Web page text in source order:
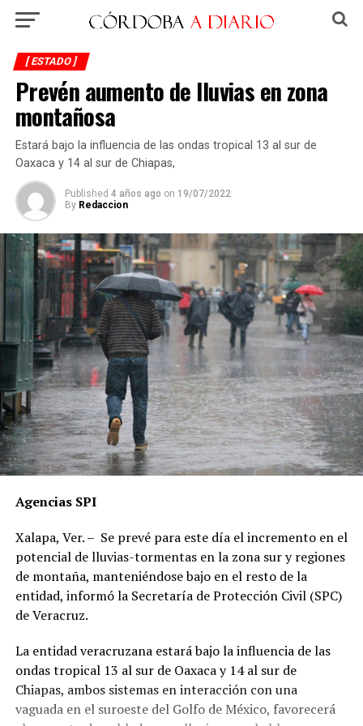
[ ESTADO ]
Prevén aumento de lluvias en zona
montañosa
Estará bajo la influencia de las ondas tropical 13 al sur de
Oaxaca y 14 al sur de Chiapas,
Published 4 años ago on 19/07/2022
By Redaccion
Agencias SPI
Xalapa, Ver. – Se prevé para este día el incremento en el
potencial de lluvias-tormentas en la zona sur y regiones
de montaña, manteniéndose bajo en el resto de la
entidad, informó la Secretaría de Protección Civil (SPC)
de Veracruz.
La entidad veracruzana estará bajo la influencia de las
ondas tropical 13 al sur de Oaxaca y 14 al sur de
Chiapas, ambos sistemas en interacción con una
vaguada en el suroeste del Golfo de México, favorecerá